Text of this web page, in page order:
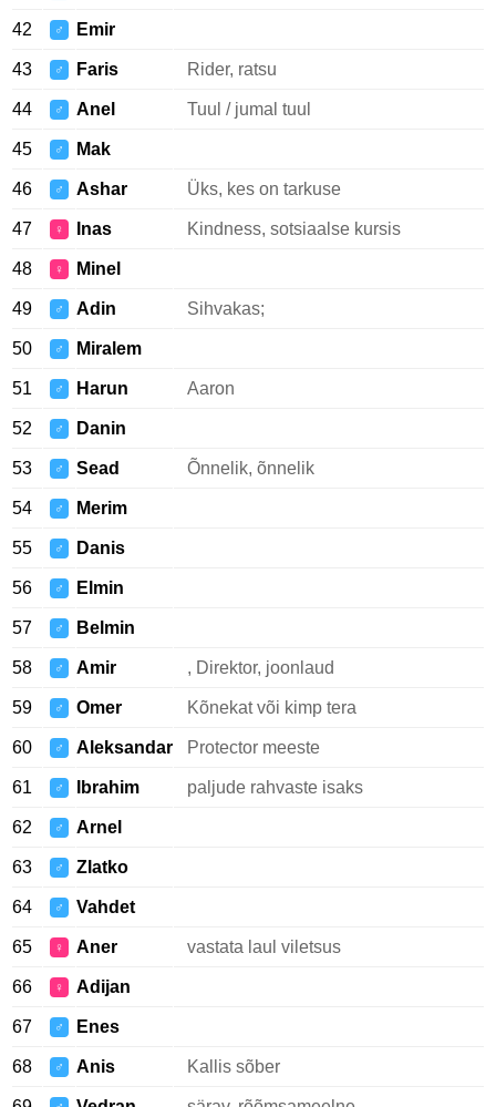
42 ♂ Emir
43 ♂ Faris Rider, ratsu
44 ♂ Anel Tuul / jumal tuul
45 ♂ Mak
46 ♂ Ashar Üks, kes on tarkuse
47 ♀ Inas Kindness, sotsiaalse kursis
48 ♀ Minel
49 ♂ Adin Sihvakas;
50 ♂ Miralem
51 ♂ Harun Aaron
52 ♂ Danin
53 ♂ Sead Õnnelik, õnnelik
54 ♂ Merim
55 ♂ Danis
56 ♂ Elmin
57 ♂ Belmin
58 ♂ Amir , Direktor, joonlaud
59 ♂ Omer Kõnekat või kimp tera
60 ♂ Aleksandar Protector meeste
61 ♂ Ibrahim paljude rahvaste isaks
62 ♂ Arnel
63 ♂ Zlatko
64 ♂ Vahdet
65 ♀ Aner vastata laul viletsus
66 ♀ Adijan
67 ♂ Enes
68 ♂ Anis Kallis sõber